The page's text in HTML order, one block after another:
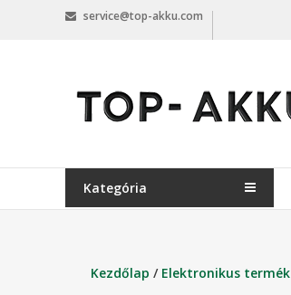
service@top-akku.com
top-
akku.com
akku.com
Kategória
Kezdőlap / Elektronikus termék